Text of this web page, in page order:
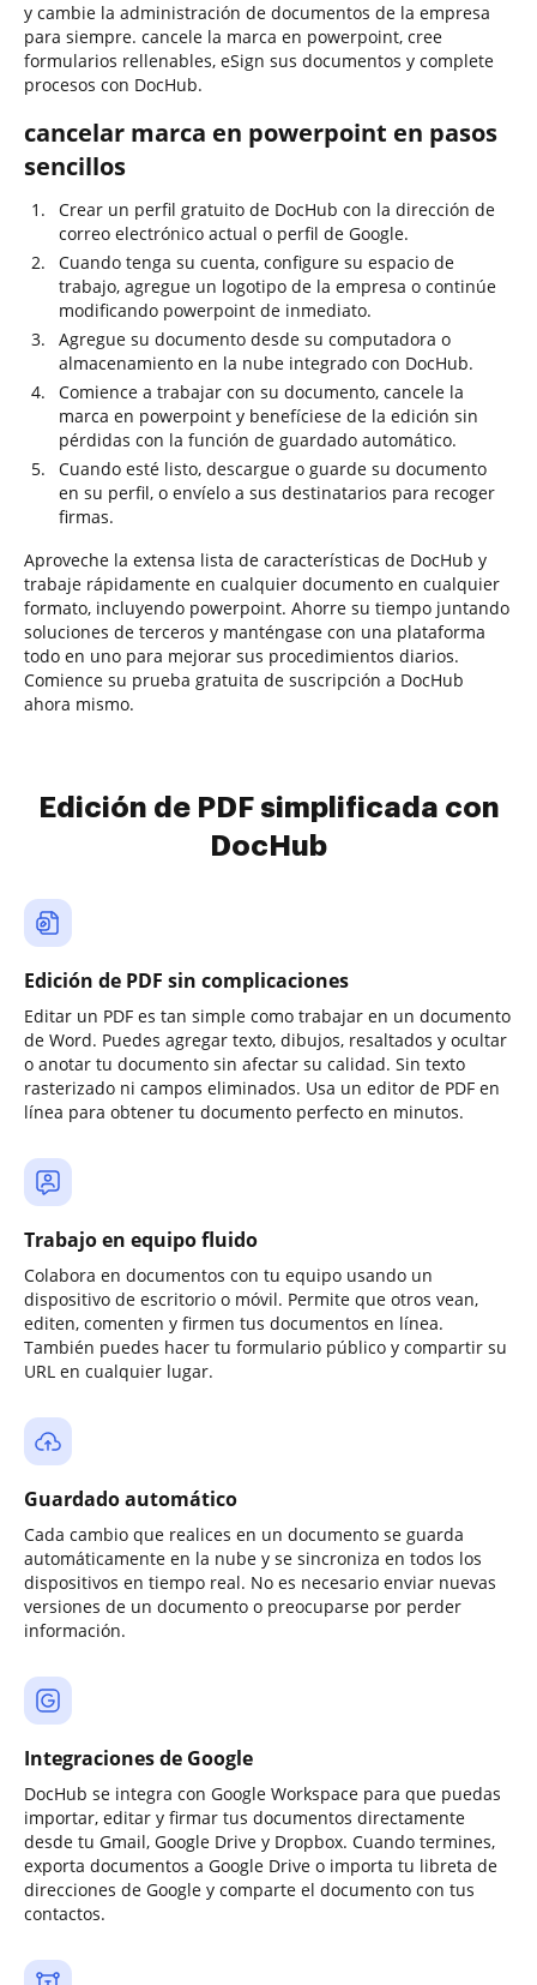
y cambie la administración de documentos de la empresa
para siempre. cancele la marca en powerpoint, cree
formularios rellenables, eSign sus documentos y complete
procesos con DocHub.
cancelar marca en powerpoint en pasos
sencillos
Crear un perfil gratuito de DocHub con la dirección de
correo electrónico actual o perfil de Google.
Cuando tenga su cuenta, configure su espacio de
trabajo, agregue un logotipo de la empresa o continúe
modificando powerpoint de inmediato.
Agregue su documento desde su computadora o
almacenamiento en la nube integrado con DocHub.
Comience a trabajar con su documento, cancele la
marca en powerpoint y benefíciese de la edición sin
pérdidas con la función de guardado automático.
Cuando esté listo, descargue o guarde su documento
en su perfil, o envíelo a sus destinatarios para recoger
firmas.
Aproveche la extensa lista de características de DocHub y
trabaje rápidamente en cualquier documento en cualquier
formato, incluyendo powerpoint. Ahorre su tiempo juntando
soluciones de terceros y manténgase con una plataforma
todo en uno para mejorar sus procedimientos diarios.
Comience su prueba gratuita de suscripción a DocHub
ahora mismo.
Edición de PDF simplificada con
DocHub
Edición de PDF sin complicaciones
Editar un PDF es tan simple como trabajar en un documento
de Word. Puedes agregar texto, dibujos, resaltados y ocultar
o anotar tu documento sin afectar su calidad. Sin texto
rasterizado ni campos eliminados. Usa un editor de PDF en
línea para obtener tu documento perfecto en minutos.
Trabajo en equipo fluido
Colabora en documentos con tu equipo usando un
dispositivo de escritorio o móvil. Permite que otros vean,
editen, comenten y firmen tus documentos en línea.
También puedes hacer tu formulario público y compartir su
URL en cualquier lugar.
Guardado automático
Cada cambio que realices en un documento se guarda
automáticamente en la nube y se sincroniza en todos los
dispositivos en tiempo real. No es necesario enviar nuevas
versiones de un documento o preocuparse por perder
información.
Integraciones de Google
DocHub se integra con Google Workspace para que puedas
importar, editar y firmar tus documentos directamente
desde tu Gmail, Google Drive y Dropbox. Cuando termines,
exporta documentos a Google Drive o importa tu libreta de
direcciones de Google y comparte el documento con tus
contactos.